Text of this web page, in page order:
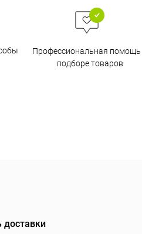
Профессиональная помощь
подборе товаров
доставки